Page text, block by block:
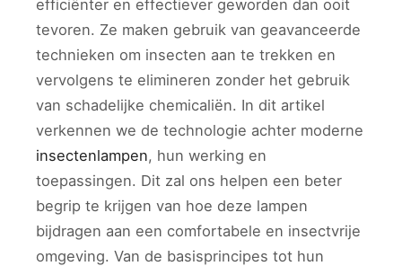
efficiënter en effectiever geworden dan ooit
tevoren. Ze maken gebruik van geavanceerde
technieken om insecten aan te trekken en
vervolgens te elimineren zonder het gebruik
van schadelijke chemicaliën. In dit artikel
verkennen we de technologie achter moderne
insectenlampen, hun werking en
toepassingen. Dit zal ons helpen een beter
begrip te krijgen van hoe deze lampen
bijdragen aan een comfortabele en insectvrije
omgeving. Van de basisprincipes tot hun